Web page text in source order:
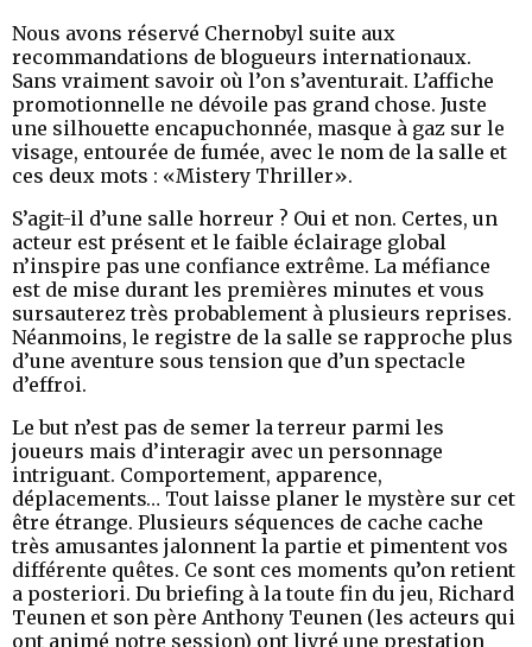
Nous avons réservé Chernobyl suite aux
recommandations de blogueurs internationaux.
Sans vraiment savoir où l’on s’aventurait. L’affiche
promotionnelle ne dévoile pas grand chose. Juste
une silhouette encapuchonnée, masque à gaz sur le
visage, entourée de fumée, avec le nom de la salle et
ces deux mots : «Mistery Thriller».
S’agit-il d’une salle horreur ? Oui et non. Certes, un
acteur est présent et le faible éclairage global
n’inspire pas une confiance extrême. La méfiance
est de mise durant les premières minutes et vous
sursauterez très probablement à plusieurs reprises.
Néanmoins, le registre de la salle se rapproche plus
d’une aventure sous tension que d’un spectacle
d’effroi.
Le but n’est pas de semer la terreur parmi les
joueurs mais d’interagir avec un personnage
intriguant. Comportement, apparence,
déplacements… Tout laisse planer le mystère sur cet
être étrange. Plusieurs séquences de cache cache
très amusantes jalonnent la partie et pimentent vos
différente quêtes. Ce sont ces moments qu’on retient
a posteriori. Du briefing à la toute fin du jeu, Richard
Teunen et son père Anthony Teunen (les acteurs qui
ont animé notre session) ont livré une prestation